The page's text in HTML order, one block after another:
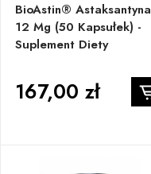
BioAstin® Astaksantyna
12 Mg (50 Kapsułek) -
Suplement Diety
167,00 zł